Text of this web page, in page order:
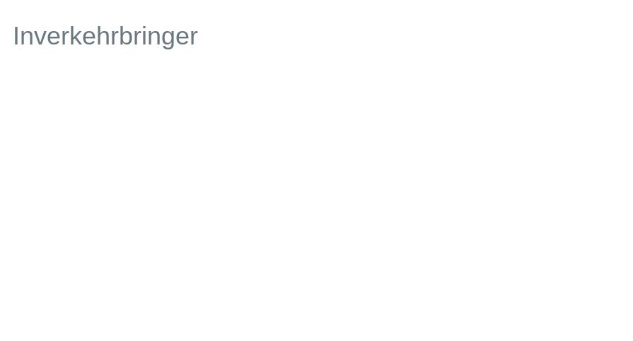
Inverkehrbringer